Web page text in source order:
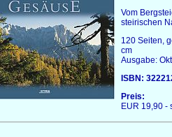
Vom
steirischen
120 Seiten,
cm
Ausgabe:
ISBN:
Preis:
EUR 19,90 -